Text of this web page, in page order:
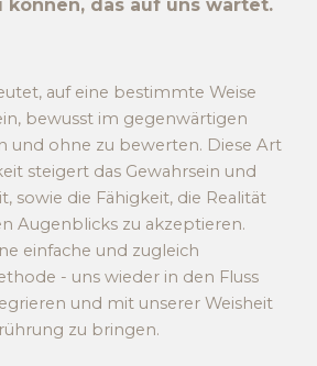
können, das auf uns wartet.
auf eine bestimmte Weise
, bewusst im gegenwärtigen
und ohne zu bewerten. Diese Art
steigert das Gewahrsein und
sowie die Fähigkeit, die Realität
Augenblicks zu akzeptieren.
einfache und zugleich
- uns wieder in den Fluss
und mit unserer Weisheit
zu bringen.